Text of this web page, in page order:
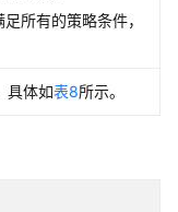
所有的策略条件，
具体如表8所示。